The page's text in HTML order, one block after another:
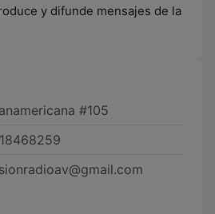
y difunde mensajes de la
#105